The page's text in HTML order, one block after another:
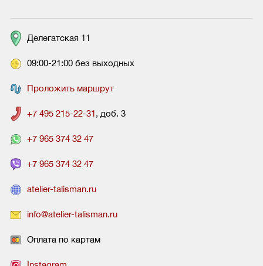
Делегатская 11
09:00-21:00 без выходных
Проложить маршрут
+7 495 215-22-31 , доб. 3
+7 965 374 32 47
+7 965 374 32 47
atelier-talisman.ru
info@atelier-talisman.ru
Оплата по картам